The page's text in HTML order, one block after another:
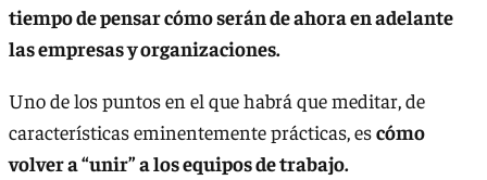
tiempo de pensar cómo serán de ahora en adelante
las empresas y organizaciones.
Uno de los puntos en el que habrá que meditar, de
características eminentemente prácticas, escómo
volver a “unir” a los equipos de trabajo.